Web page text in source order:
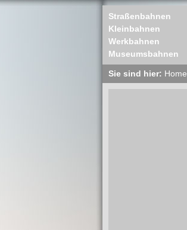
Straßenbahnen
Kleinbahnen
Werkbahnen
Museumsbahnen
Sie sind hier: Home